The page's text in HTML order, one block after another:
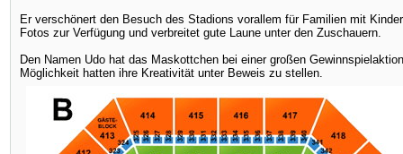
Er verschönert den Besuch des Stadions vorallem für Familien mit
Fotos zur Verfügung und verbreitet gute Laune unter den Zuschauern.
Den Namen Udo hat das Maskottchen bei einer großen
Möglichkeit hatten ihre Kreativität unter Beweis zu stellen.